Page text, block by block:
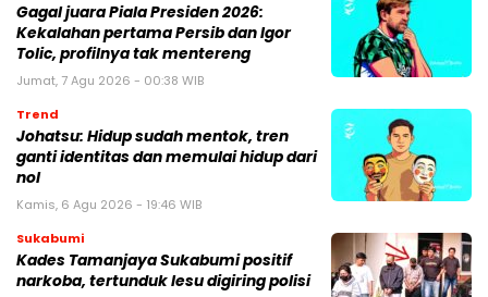
Gagal juara Piala Presiden 2026:
Kekalahan pertama Persib dan Igor
Tolic, profilnya tak mentereng
Jumat, 7 Agu 2026 - 00:38 WIB
Trend
Johatsu: Hidup sudah mentok, tren
ganti identitas dan memulai hidup dari
nol
Kamis, 6 Agu 2026 - 19:46 WIB
Sukabumi
Kades Tamanjaya Sukabumi positif
narkoba, tertunduk lesu digiring polisi